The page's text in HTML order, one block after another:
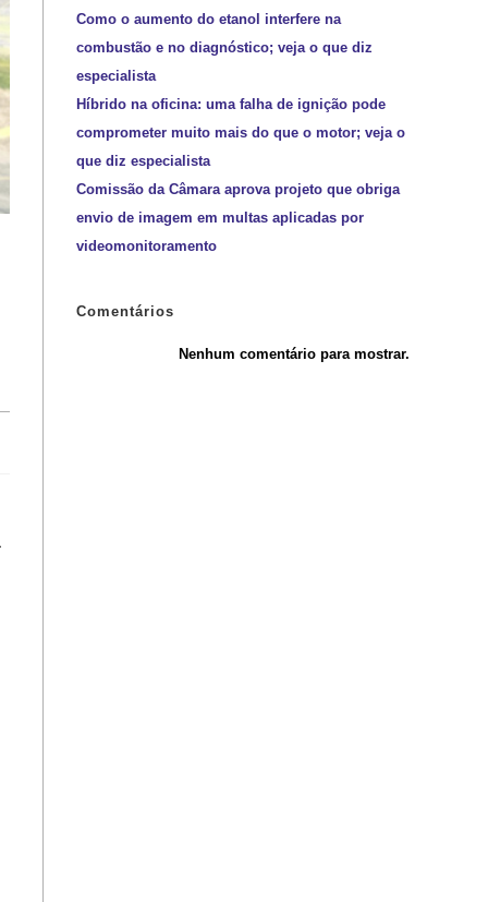
Como o aumento do etanol interfere na
combustão e no diagnóstico; veja o que diz
especialista
Híbrido na oficina: uma falha de ignição pode
comprometer muito mais do que o motor; veja o
que diz especialista
Comissão da Câmara aprova projeto que obriga
envio de imagem em multas aplicadas por
videomonitoramento
Comentários
Nenhum comentário para mostrar.